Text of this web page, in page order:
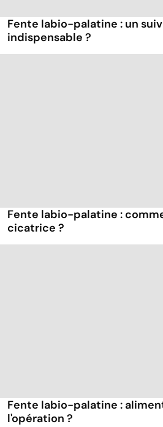
Fente labio-palatine : un
indispensable ?
Fente labio-palatine :
cicatrice ?
Fente labio-palatine :
l'opération ?